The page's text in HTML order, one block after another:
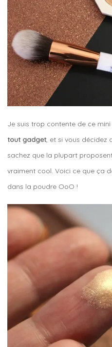
Je suis trop contente de ce
tout gadget, et si vous décidez
sachez que la plupart
vraiment cool. Voici ce que ça
dans la poudre OoO !